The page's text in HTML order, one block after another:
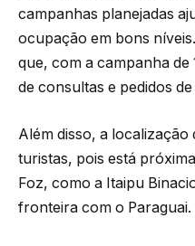
campanhas planejadas
ocupação em bons
que, com a campanha
de consultas e pedidos
Além disso, a
turistas, pois está
Foz, como a Itaipu
fronteira com o Paraguai.